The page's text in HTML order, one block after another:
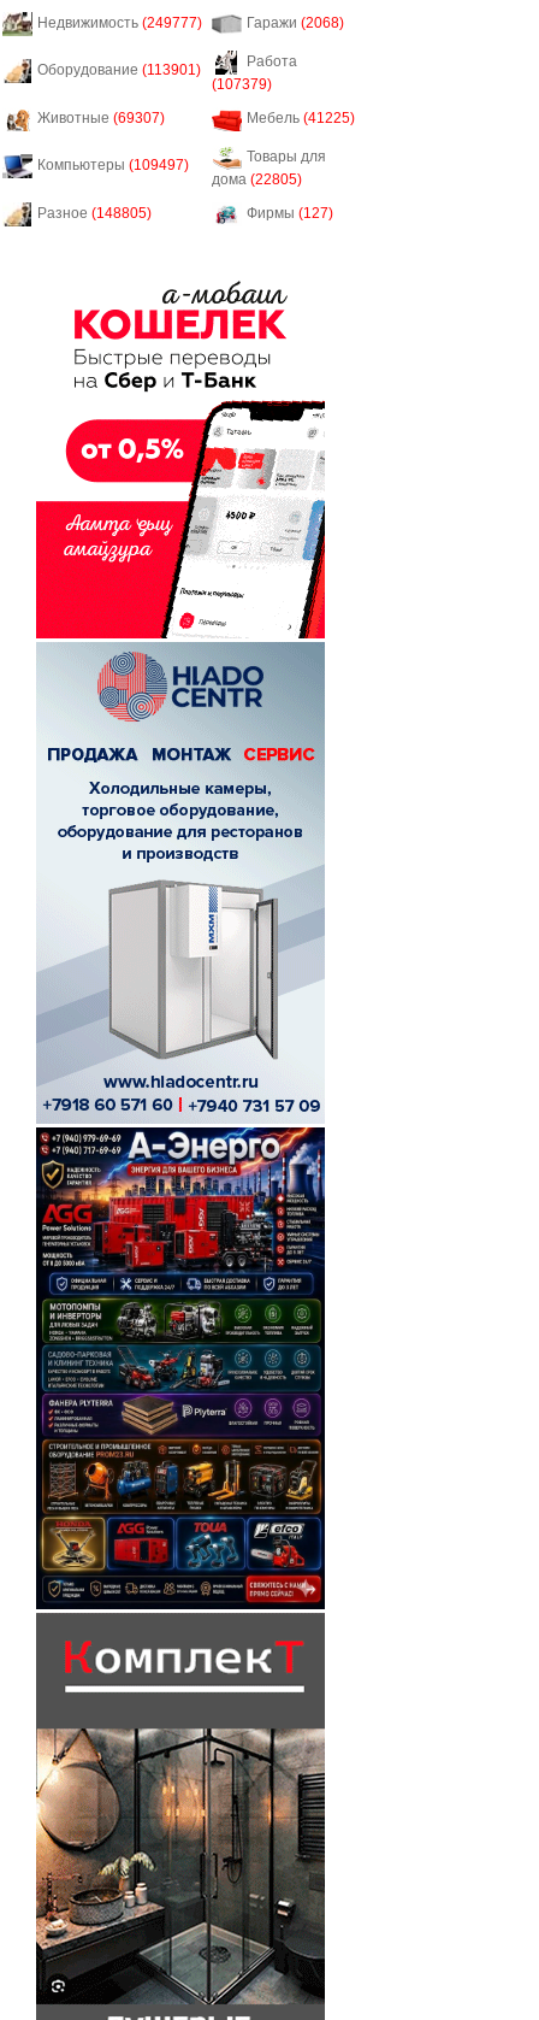
Недвижимость (249777) Гаражи (2068)
Оборудование (113901)
Работа
(107379)
Животные (69307) Мебель (41225)
Компьютеры (109497)
Товары для
дома (22805)
Разное (148805) Фирмы (127)